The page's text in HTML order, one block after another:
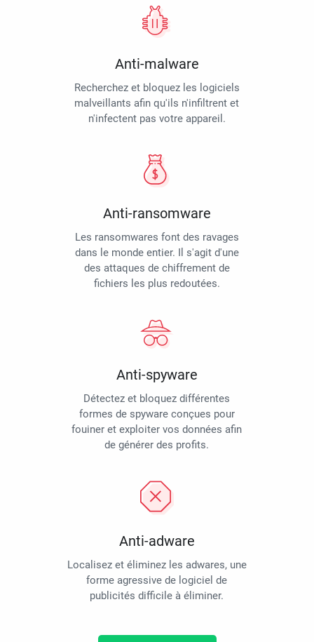
Anti-malware
Recherchez et bloquez les logiciels
malveillants afin qu'ils n'infiltrent et
n'infectent pas votre appareil.
Anti-ransomware
Les ransomwares font des ravages
dans le monde entier. Il s'agit d'une
des attaques de chiffrement de
fichiers les plus redoutées.
Anti-spyware
Détectez et bloquez différentes
formes de spyware conçues pour
fouiner et exploiter vos données afin
de générer des profits.
Anti-adware
Localisez et éliminez les adwares, une
forme agressive de logiciel de
publicités difficile à éliminer.